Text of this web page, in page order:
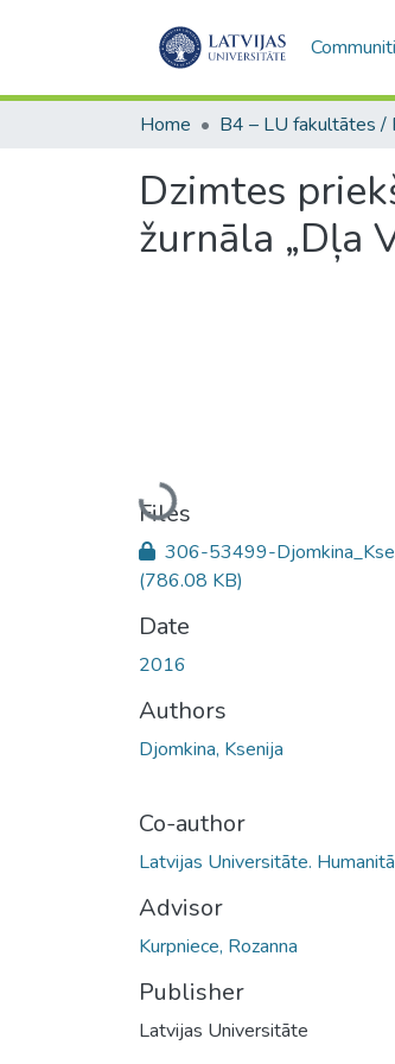
Home
Dzimtes
žurnāla „Dļa
Loading...
Files
306-53499-
(786.08 KB)
Date
2016
Authors
Djomkina, Ksenija
Co-author
Latvijas Universitāte.
Advisor
Kurpniece, Rozanna
Publisher
Latvijas Universitāte